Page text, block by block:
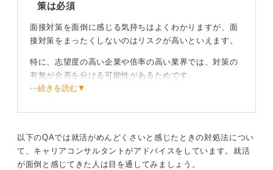
策は必須
面接対策を面倒に感じる気持ちはよくわかりますが、面
接対策をまったくしないのはリスクが高いといえます。
特に、志望度の高い企業や倍率の高い業界では、対策の
有無が合否を分ける可能性があるためです。
まずは手軽な方法から！ 実際に面接を経験するのも
効率良く対策する秘訣
⋯続きを読む▼
以下のQAでは就活がめんどくさいと感じたときの対処法につい
て、キャリアコンサルタントがアドバイスをしています。就活
が面倒と感じてきた人は目を通してみましょう。